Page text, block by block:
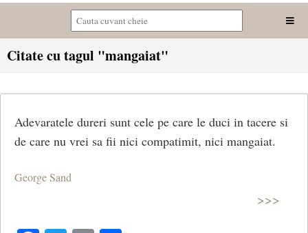
Citate cu tagul "mangaiat"
Adevaratele dureri sunt cele pe care le duci in tacere si
de care nu vrei sa fii nici compatimit, nici mangaiat.
George Sand
>>>